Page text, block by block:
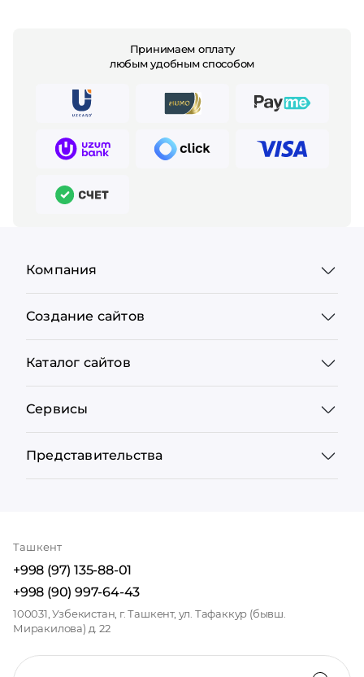
Принимаем оплату
любым удобным способом
Компания
Создание сайтов
Каталог сайтов
Сервисы
Представительства
Ташкент
+998 (97) 135-88-01
+998 (90) 997-64-43
100031, Узбекистан, г. Ташкент, ул. Тафаккур (бывш.
Миракилова) д. 22